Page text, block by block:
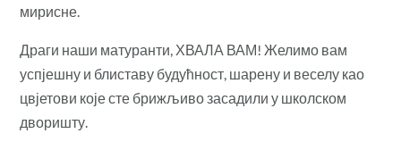
мирисне.
Драги наши матуранти, ХВАЛА ВАМ! Желимо вам
успјешну и блиставу будућност, шарену и веселу као
цвјетови које сте брижљиво засадили у школском
дворишту.